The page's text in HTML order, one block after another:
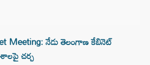
Meeting: నేడు తెలంగాణ కేబినెట్
చర్చ